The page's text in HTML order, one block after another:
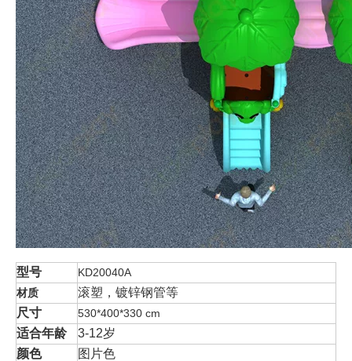
型号
KD20040A
材质
滚塑，镀锌钢管等
尺寸
530*400*330 cm
适合年龄
3-12岁
颜色
图片色